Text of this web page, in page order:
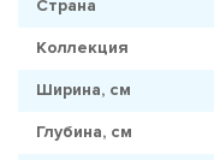
Страна
Коллекция
Ширина, см
Глубина, см